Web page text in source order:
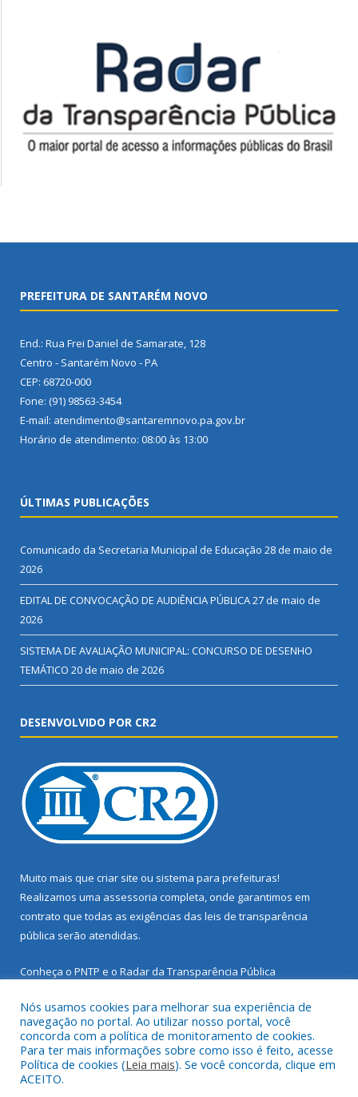
PREFEITURA DE SANTARÉM NOVO
End.: Rua Frei Daniel de Samarate, 128
Centro - Santarém Novo - PA
CEP: 68720-000
Fone: (91) 98563-3454
E-mail: atendimento@santaremnovo.pa.gov.br
Horário de atendimento: 08:00 às 13:00
ÚLTIMAS PUBLICAÇÕES
Comunicado da Secretaria Municipal de Educação 28 de maio de
2026
EDITAL DE CONVOCAÇÃO DE AUDIÊNCIA PÚBLICA27 de maio de
2026
SISTEMA DE AVALIAÇÃO MUNICIPAL: CONCURSO DE DESENHO
TEMÁTICO 20 de maio de 2026
DESENVOLVIDO POR CR2
Muito mais que criar site ou sistema para prefeituras!
Realizamos uma assessoria completa, onde garantimos em
contrato que todas as exigências das leis de transparência
pública serão atendidas.
Conheça o PNTP e o Radar da Transparência Pública
Todos os direitos reservados a Prefeitura Municipal de Santarém
Novo.
Nós usamos cookies para melhorar sua experiência de
navegação no portal. Ao utilizar nosso portal, você
concorda com a política de monitoramento de cookies.
Para ter mais informações sobre como isso é feito, acesse
Política de cookies (Leia mais). Se você concorda, clique em
ACEITO.